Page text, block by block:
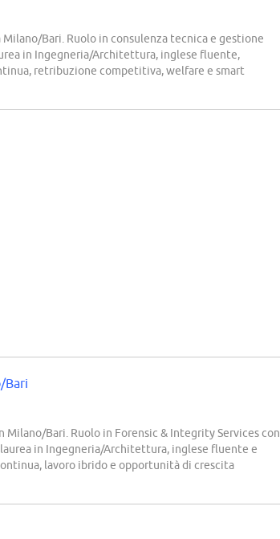
Bari. Ruolo in consulenza tecnica e gestione
in Ingegneria/Architettura, inglese fluente,
retribuzione competitiva, welfare e smart
Bari
Bari. Ruolo in Forensic & Integrity Services con
in Ingegneria/Architettura, inglese fluente e
lavoro ibrido e opportunità di crescita